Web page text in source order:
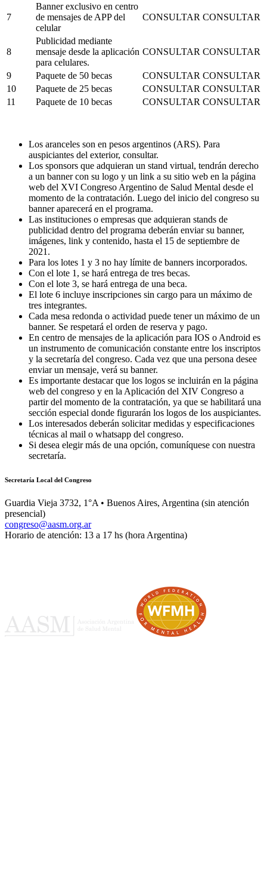
7
Banner exclusivo en centro
de mensajes de APP del
celular
CONSULTAR CONSULTAR
8
Publicidad mediante
mensaje desde la aplicación
para celulares.
CONSULTAR CONSULTAR
9 Paquete de 50 becas CONSULTAR CONSULTAR
10
Paquete de 25 becas CONSULTAR CONSULTAR
11
Paquete de 10 becas CONSULTAR CONSULTAR
Los aranceles son en pesos argentinos (ARS). Para
auspiciantes del exterior, consultar.
Los sponsors que adquieran un stand virtual, tendrán derecho
a un banner con su logo y un link a su sitio web en la página
web del XVI Congreso Argentino de Salud Mental desde el
momento de la contratación. Luego del inicio del congreso su
banner aparecerá en el programa.
Las instituciones o empresas que adquieran stands de
publicidad dentro del programa deberán enviar su banner,
imágenes, link y contenido, hasta el 15 de septiembre de
2021.
Para los lotes 1 y 3 no hay límite de banners incorporados.
Con el lote 1, se hará entrega de tres becas.
Con el lote 3, se hará entrega de una beca.
El lote 6 incluye inscripciones sin cargo para un máximo de
tres integrantes.
Cada mesa redonda o actividad puede tener un máximo de un
banner. Se respetará el orden de reserva y pago.
En centro de mensajes de la aplicación para IOS o Android es
un instrumento de comunicación constante entre los inscriptos
y la secretaría del congreso. Cada vez que una persona desee
enviar un mensaje, verá su banner.
Es importante destacar que los logos se incluirán en la página
web del congreso y en la Aplicación del XIV Congreso a
partir del momento de la contratación, ya que se habilitará una
sección especial donde figurarán los logos de los auspiciantes.
Los interesados deberán solicitar medidas y especificaciones
técnicas al mail o whatsapp del congreso.
Si desea elegir más de una opción, comuníquese con nuestra
secretaría.
Secretaría Local del Congreso
Guardia Vieja 3732, 1°A • Buenos Aires, Argentina (sin atención
presencial)
congreso@aasm.org.ar
Horario de atención: 13 a 17 hs (hora Argentina)